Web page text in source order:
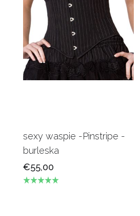
sexy waspie -Pinstripe -
burleska
€55,00